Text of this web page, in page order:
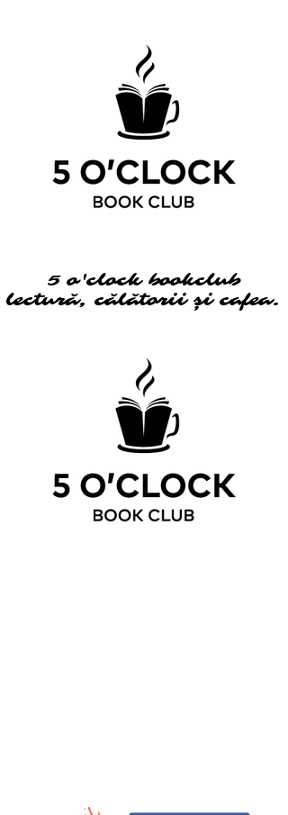
5 o'clock bookclub
lectură, călătorii și cafea.
5 o'clock bookclub
lectură, călătorii și cafea.